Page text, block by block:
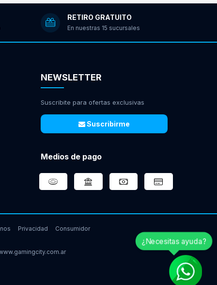
RETIRO GRATUITO
En nuestras 15 sucursales
NEWSLETTER
Suscribite para ofertas exclusivas
Suscribirme
Medios de pago
Privacidad Consumidor
¿Necesitas ayuda?